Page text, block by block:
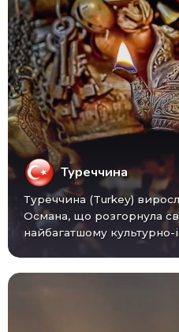
Туреччина
Туреччина (Turkey) виросла з колись грізної імперії
Османа, що розгорнула
найбагатшому культурно-